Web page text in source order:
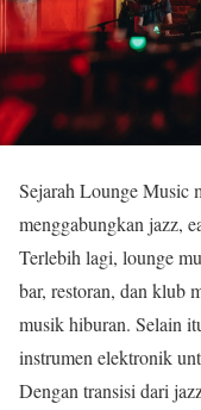
Sejarah Lounge Music
menggabungkan jazz,
Terlebih lagi, lounge
bar, restoran, dan klub
musik hiburan. Selain
instrumen elektronik
Dengan transisi dari